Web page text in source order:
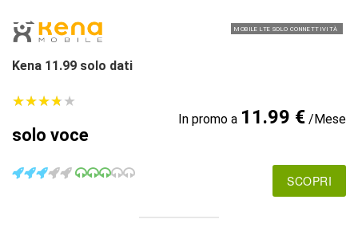
MOBILE LTE SOLO CONNETTIVITÀ
Kena 11.99 solo dati
★★★★★
★★★★★
solo voce
In promo a 11.99 €/Mese
SCOPRI